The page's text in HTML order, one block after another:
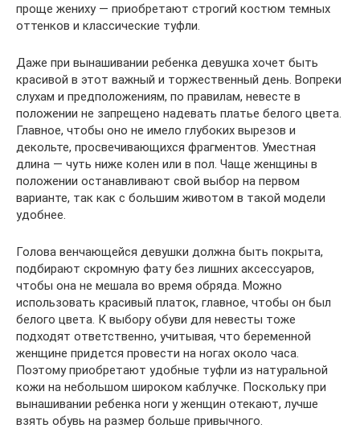
проще жениху — приобретают строгий костюм темных
оттенков и классические туфли.
Даже при вынашивании ребенка девушка хочет быть
красивой в этот важный и торжественный день. Вопреки
слухам и предположениям, по правилам, невесте в
положении не запрещено надевать платье белого цвета.
Главное, чтобы оно не имело глубоких вырезов и
декольте, просвечивающихся фрагментов. Уместная
длина — чуть ниже колен или в пол. Чаще женщины в
положении останавливают свой выбор на первом
варианте, так как с большим животом в такой модели
удобнее.
Голова венчающейся девушки должна быть покрыта,
подбирают скромную фату без лишних аксессуаров,
чтобы она не мешала во время обряда. Можно
использовать красивый платок, главное, чтобы он был
белого цвета. К выбору обуви для невесты тоже
подходят ответственно, учитывая, что беременной
женщине придется провести на ногах около часа.
Поэтому приобретают удобные туфли из натуральной
кожи на небольшом широком каблучке. Поскольку при
вынашивании ребенка ноги у женщин отекают, лучше
взять обувь на размер больше привычного.